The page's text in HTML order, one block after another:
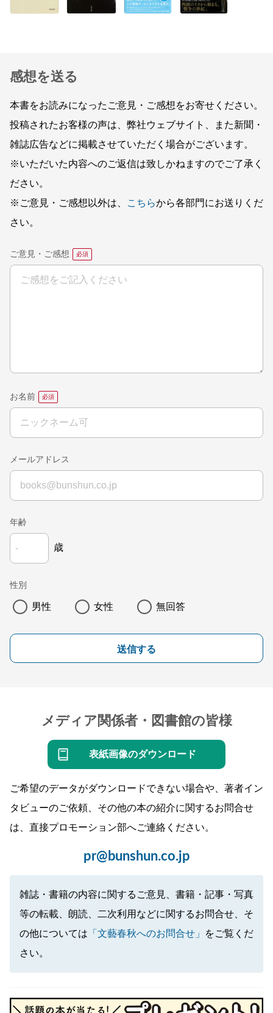
感想を送る
本書をお読みになったご意見・ご感想をお寄せください。
投稿されたお客様の声は、弊社ウェブサイト、また新聞・
雑誌広告などに掲載させていただく場合がございます。
※いただいた内容へのご返信は致しかねますのでご了承く
ださい。
※ご意見・ご感想以外は、
こちらから各部門にお送りくだ
さい。
ご意見・ご感想
お名前
メールアドレス
年齢
歳
性別
男性 女性 無回答
送信する
メディア関係者・図書館の皆様
表紙画像のダウンロード
ご希望のデータがダウンロードできない場合や、著者イン
タビューのご依頼、その他の本の紹介に関するお問合せ
は、直接プロモーション部へご連絡ください。
pr@bunshun.co.jp
雑誌・書籍の内容に関するご意見、書籍・記事・写真
等の転載、朗読、二次利用などに関するお問合せ、そ
の他については 「文藝春秋へのお問合せ」
をご覧くだ
さい。